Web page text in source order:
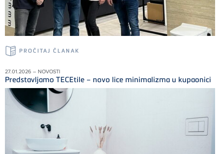
PROČITAJ ČLANAK
27.01.2026 – NOVOSTI
Predstavljamo TECEtile – novo lice minimalizma u kupaonici